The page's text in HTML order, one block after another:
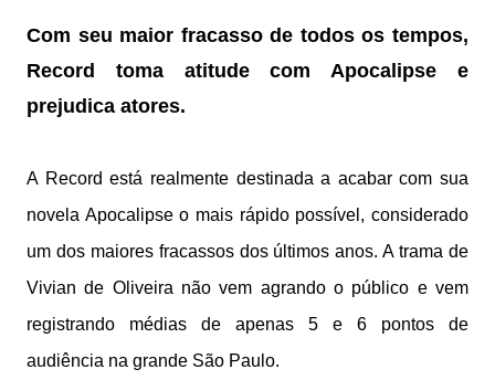
Com seu maior fracasso de todos os tempos,
Record toma atitude com Apocalipse e
prejudica atores.
A Record está realmente destinada a acabar com sua
novela Apocalipse o mais rápido possível, considerado
um dos maiores fracassos dos últimos anos. A trama de
Vivian de Oliveira não vem agrando o público e vem
registrando médias de apenas 5 e 6 pontos de
audiência na grande São Paulo.